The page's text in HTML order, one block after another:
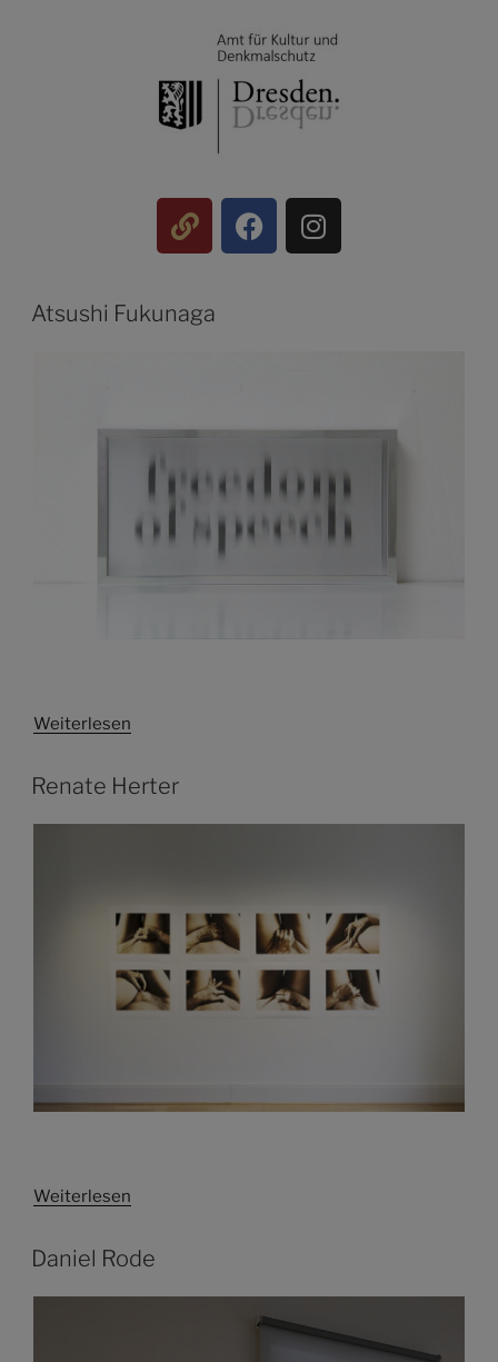
Atsushi Fukunaga
Weiterlesen
Renate Herter
Weiterlesen
Daniel Rode